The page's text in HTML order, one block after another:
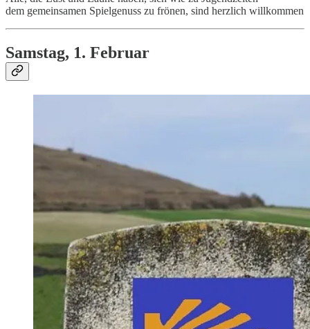
dem gemeinsamen Spielgenuss zu frönen, sind herzlich willkommen
Samstag, 1. Februar